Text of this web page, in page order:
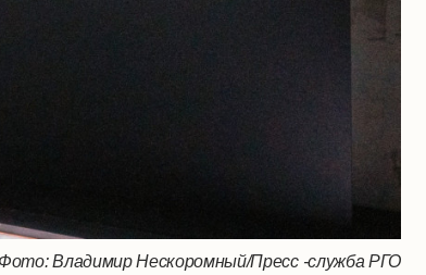
Владимир Нескоромный/Пресс -служба РГО